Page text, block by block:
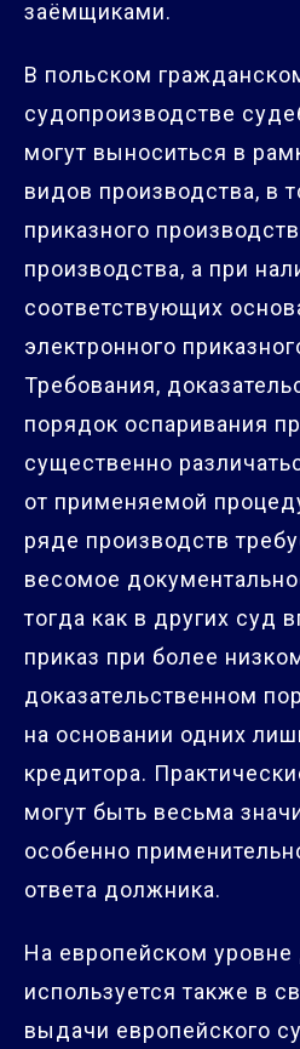
заёмщиками.
В польском
судопроизводстве
могут выноситься в
видов производства, в
приказного
производства, а при
соответствующих
электронного
Требования,
порядок оспаривания
существенно
от применяемой
ряде производств
весомое
тогда как в других суд
приказ при более
доказательственном
на основании одних
кредитора.
могут быть весьма
особенно
ответа должника.
На европейском
используется также в
выдачи европейского